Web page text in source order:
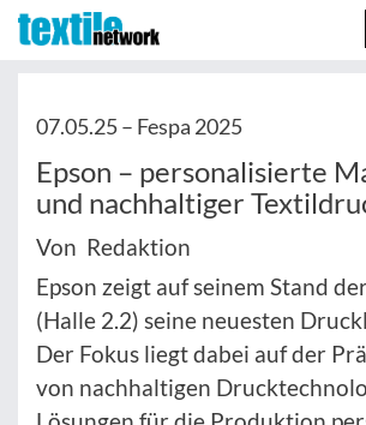
07.05.25 – Fespa 2025
Epson – personalisierte
und nachhaltiger
Von Redaktion
Epson zeigt auf seinem Stand
(Halle 2.2) seine neuesten
Der Fokus liegt dabei auf der
von nachhaltigen